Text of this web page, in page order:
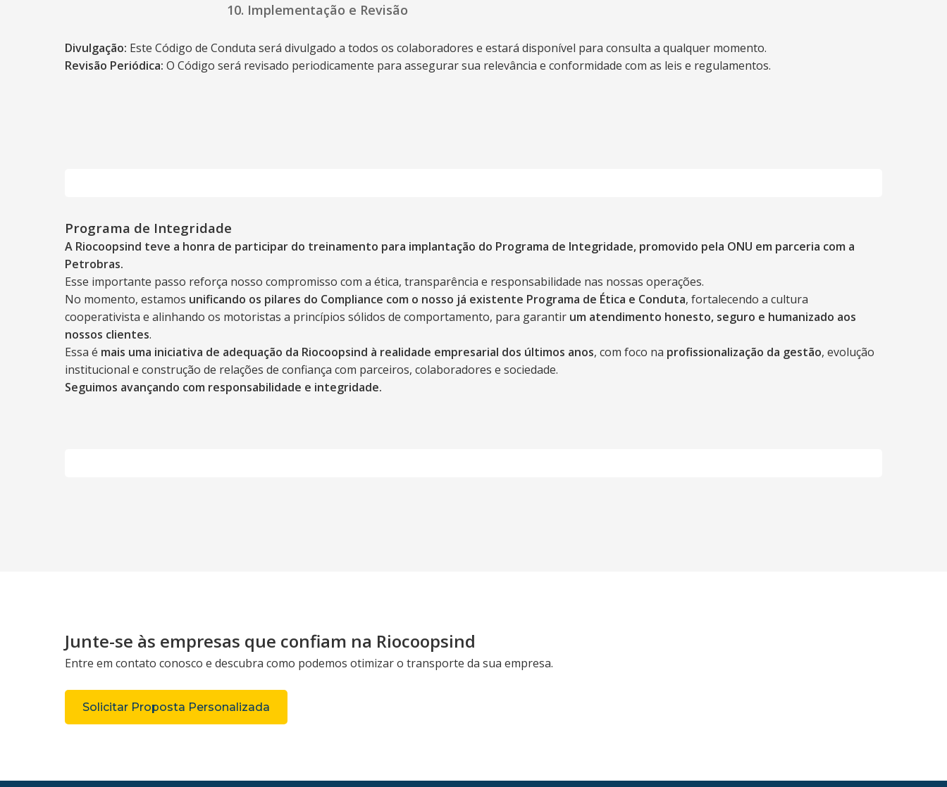
10. Implementação e Revisão
Divulgação: Este Código de Conduta será divulgado a todos os colaboradores e estará disponível para consulta a qualquer momento.
Revisão Periódica: O Código será revisado periodicamente para assegurar sua relevância e conformidade com as leis e regulamentos.
Programa de Integridade
A Riocoopsind teve a honra de participar do treinamento para implantação do Programa de Integridade, promovido pela ONU em parceria com a
Petrobras.
Esse importante passo reforça nosso compromisso com a ética, transparência e responsabilidade nas nossas operações.
No momento, estamos unificando os pilares do Compliance com o nosso já existente Programa de Ética e Conduta, fortalecendo a cultura
cooperativista e alinhando os motoristas a princípios sólidos de comportamento, para garantir um atendimento honesto, seguro e humanizado aos
nossos clientes.
Essa é mais uma iniciativa de adequação da Riocoopsind à realidade empresarial dos últimos anos, com foco na profissionalização da gestão, evolução
institucional e construção de relações de confiança com parceiros, colaboradores e sociedade.
Seguimos avançando com responsabilidade e integridade.
Junte-se às empresas que confiam na Riocoopsind
Entre em contato conosco e descubra como podemos otimizar o transporte da sua empresa.
Solicitar Proposta Personalizada